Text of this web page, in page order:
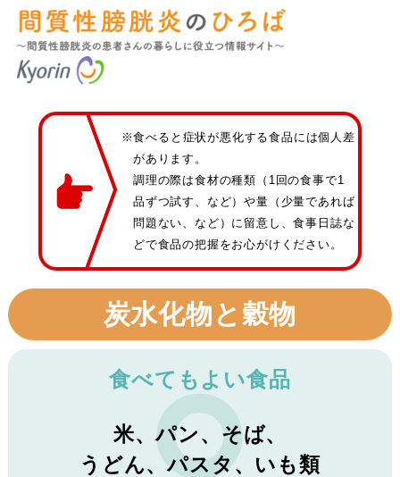
※食べると症状が悪化する食品には個人差
があります。
調理の際は食材の種類（1回の食事で1
品ずつ試す、など）や量（少量であれば
問題ない、など）に留意し、食事日誌な
どで食品の把握をお心がけください。
炭水化物と穀物
食べてもよい食品
米、パン、そば、
うどん、パスタ、いも類